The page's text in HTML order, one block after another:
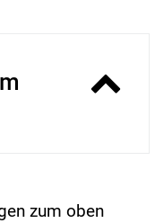
zum oben